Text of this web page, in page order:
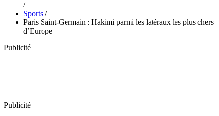
/
Sports /
Paris Saint-Germain : Hakimi parmi les latéraux les plus chers
d’Europe
Publicité
Publicité